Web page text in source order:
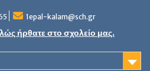
1epal-kalam@sch.gr
ήρθατε στο σχολείο μας.